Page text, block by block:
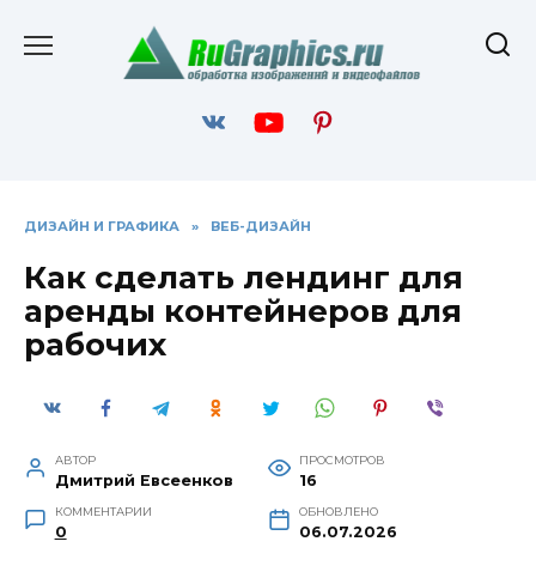
содержанию
ДИЗАЙН И ГРАФИКА » ВЕБ-ДИЗАЙН
Как сделать лендинг для
аренды контейнеров для
рабочих
АВТОР
Дмитрий Евсеенков
ПРОСМОТРОВ
16
КОММЕНТАРИИ
0
ОБНОВЛЕНО
06.07.2026